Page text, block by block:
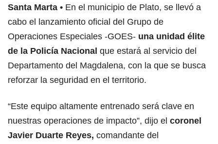
Santa Marta
En el municipio de Plato, se llevó a
cabo el lanzamiento oficial del Grupo de
Operaciones Especiales -GOES- una unidad élite
de la Policía Nacional que estará al servicio del
Departamento del Magdalena, con la que se busca
reforzar la seguridad en el territorio.
“Este equipo altamente entrenado será clave en
nuestras operaciones de impacto”, dijo el coronel
Javier Duarte Reyes, comandante del